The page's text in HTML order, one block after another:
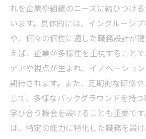
れを企業や組織のニーズに結びつけ
います。具体的には、インクルーシ
や、個々の個性に適した職務設計が
えば、企業が多様性を重視すること
デアや視点が生まれ、イノベーショ
期待されます。また、定期的な研修
じて、多様なバックグラウンドを持
学び合う機会を設けることも重要で
は、特定の能力に特化した職務を設